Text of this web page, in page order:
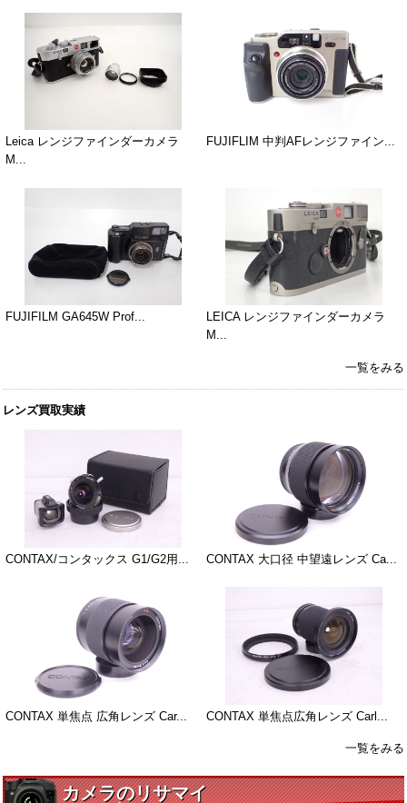
Leica レンジファインダーカメラ
M...
FUJIFLIM 中判AFレンジファイン...
FUJIFILM GA645W Prof...
LEICA レンジファインダーカメラ
M...
一覧をみる
レンズ買取実績
CONTAX/コンタックス G1/G2用... CONTAX 大口径 中望遠レンズ Ca...
CONTAX 単焦点 広角レンズ Car... CONTAX 単焦点広角レンズ Carl...
一覧をみる